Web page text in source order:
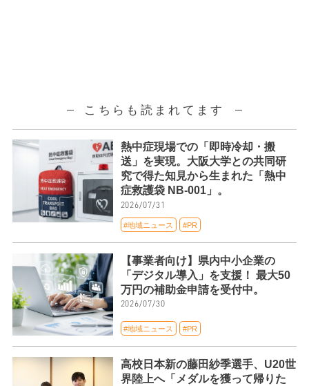
こちらも読まれてます
熱中症現場での「即時冷却・搬
送」を実現。大阪大学との共同研
究で得た知見から生まれた「熱中
症救護袋 NB-001」。
2026/07/31
#地域ニュース #PR
【事業者向け】県内中小企業の
「デジタル導入」を支援！ 最大50
万円の補助金申請を受付中。
2026/07/30
#地域ニュース #PR
高校日本新の藤田紗季選手、U20世
界陸上へ「メダルを獲って帰りた